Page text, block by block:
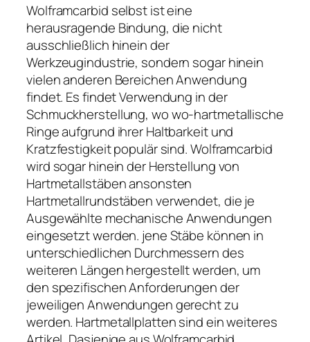
Wolframcarbid selbst ist eine
herausragende Bindung, die nicht
ausschließlich hinein der
Werkzeugindustrie, sondern sogar hinein
vielen anderen Bereichen Anwendung
findet. Es findet Verwendung in der
Schmuckherstellung, wo wo-hartmetallische
Ringe aufgrund ihrer Haltbarkeit und
Kratzfestigkeit populär sind. Wolframcarbid
wird sogar hinein der Herstellung von
Hartmetallstäben ansonsten
Hartmetallrundstäben verwendet, die je
Ausgewählte mechanische Anwendungen
eingesetzt werden. jene Stäbe können in
unterschiedlichen Durchmessern des
weiteren Längen hergestellt werden, um
den spezifischen Anforderungen der
jeweiligen Anwendungen gerecht zu
werden. Hartmetallplatten sind ein weiteres